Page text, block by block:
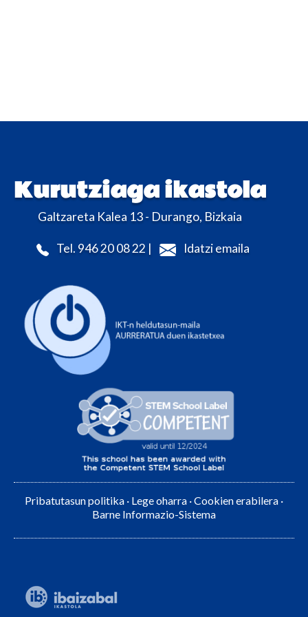
Kurutziaga ikastola
Galtzareta Kalea 13 - Durango, Bizkaia
Tel. 946 20 08 22 | Idatzi emaila
Pribatutasun politika · Lege oharra ·Cookien erabilera ·
Barne Informazio-Sistema